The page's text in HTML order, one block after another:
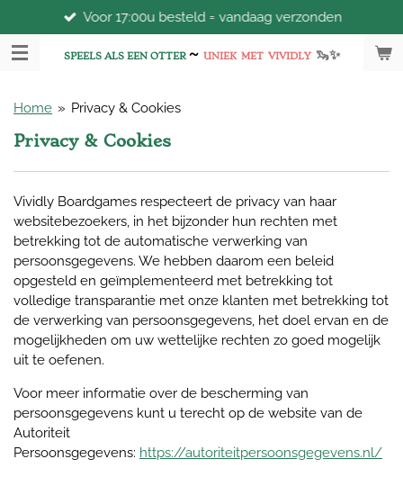
direct
naar
SPEELS ALS EEN OTTER~ UNIEK MET VIVIDLY 🦦✨
Voor 17:00u besteld = vandaag verzonden
Home » Privacy & Cookies
Privacy & Cookies
Vividly Boardgames respecteert de privacy van haar
websitebezoekers, in het bijzonder hun rechten met
betrekking tot de automatische verwerking van
persoonsgegevens. We hebben daarom een ​​beleid
opgesteld en geïmplementeerd met betrekking tot
volledige transparantie met onze klanten met betrekking tot
de verwerking van persoonsgegevens, het doel ervan en de
mogelijkheden om uw wettelijke rechten zo goed mogelijk
uit te oefenen.
Voor meer informatie over de bescherming van
persoonsgegevens kunt u terecht op de website van de
Autoriteit
Persoonsgegevens: https://autoriteitpersoonsgegevens.nl/